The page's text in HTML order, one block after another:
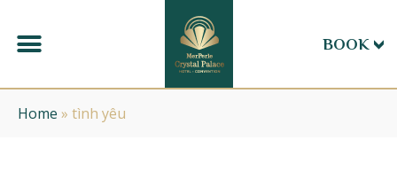
BOOK
Home » tình yêu